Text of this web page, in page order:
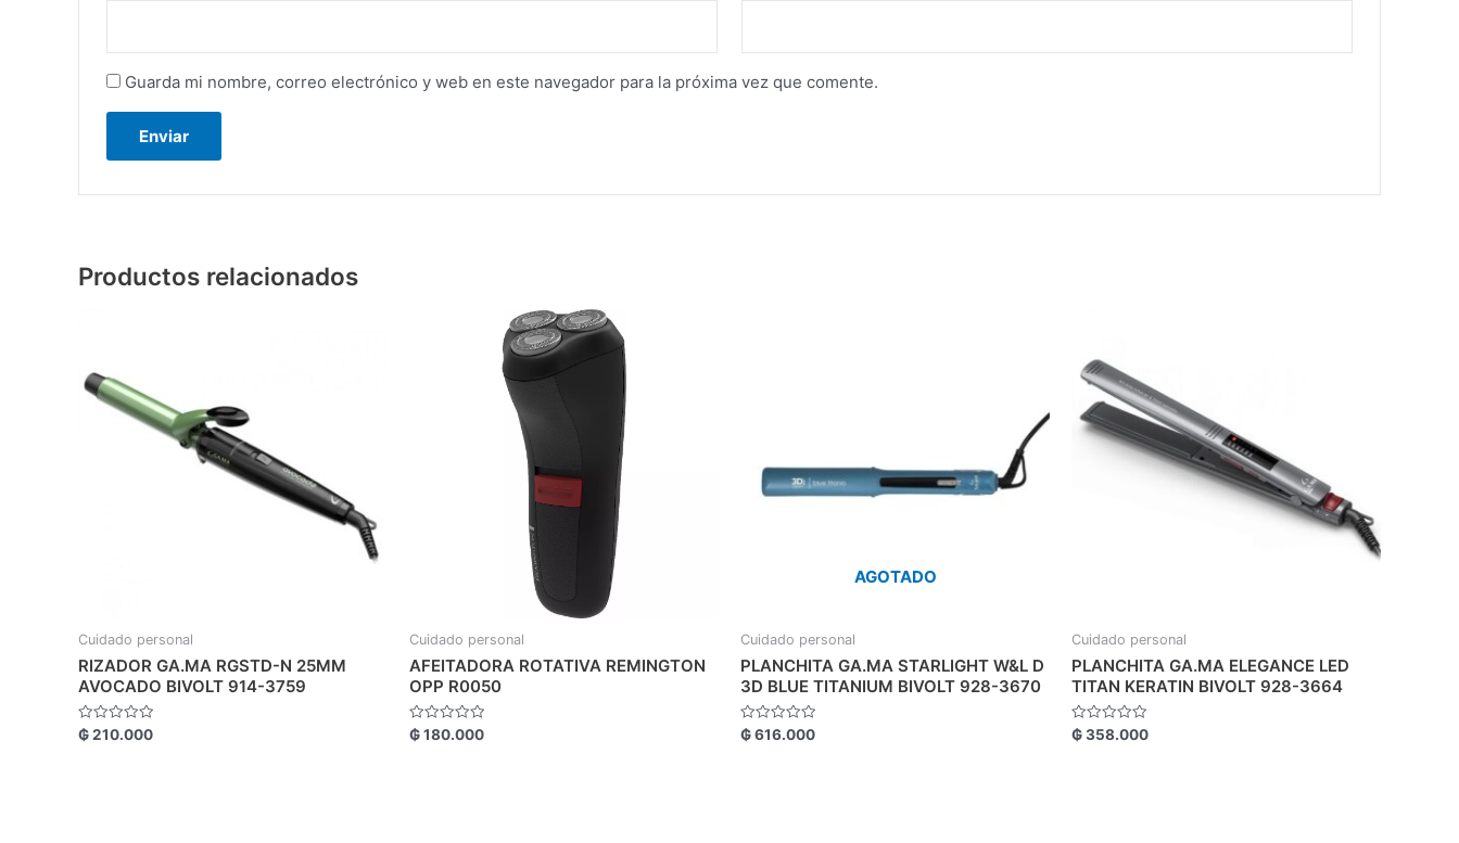
Guarda mi nombre, correo electrónico y web en este navegador para la próxima vez que comente.
Productos relacionados
Cuidado personal
RIZADOR GA.MA RGSTD-N 25MM
AVOCADO BIVOLT 914-3759
Valorado
con
₲210.000
Cuidado personal
AFEITADORA ROTATIVA REMINGTON
OPP R0050
Valorado
con
₲180.000
AGOTADO
Cuidado personal
PLANCHITA GA.MA STARLIGHT W&L D
3D BLUE TITANIUM BIVOLT 928-3670
Valorado
con
₲616.000
Cuidado personal
PLANCHITA GA.MA ELEGANCE LED
TITAN KERATIN BIVOLT 928-3664
Valorado
con
₲358.000